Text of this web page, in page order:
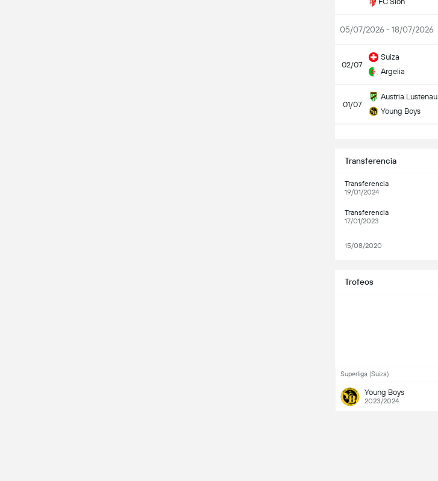
05/07/2026 - 18/07/2026
02/07
Suiza
Argelia
01/07
Austria Lustenau
Young Boys
Transferencia
Transferencia
19/01/2024
Transferencia
17/01/2023
15/08/2020
Trofeos
Superliga (Suiza)
Young Boys
2023/2024